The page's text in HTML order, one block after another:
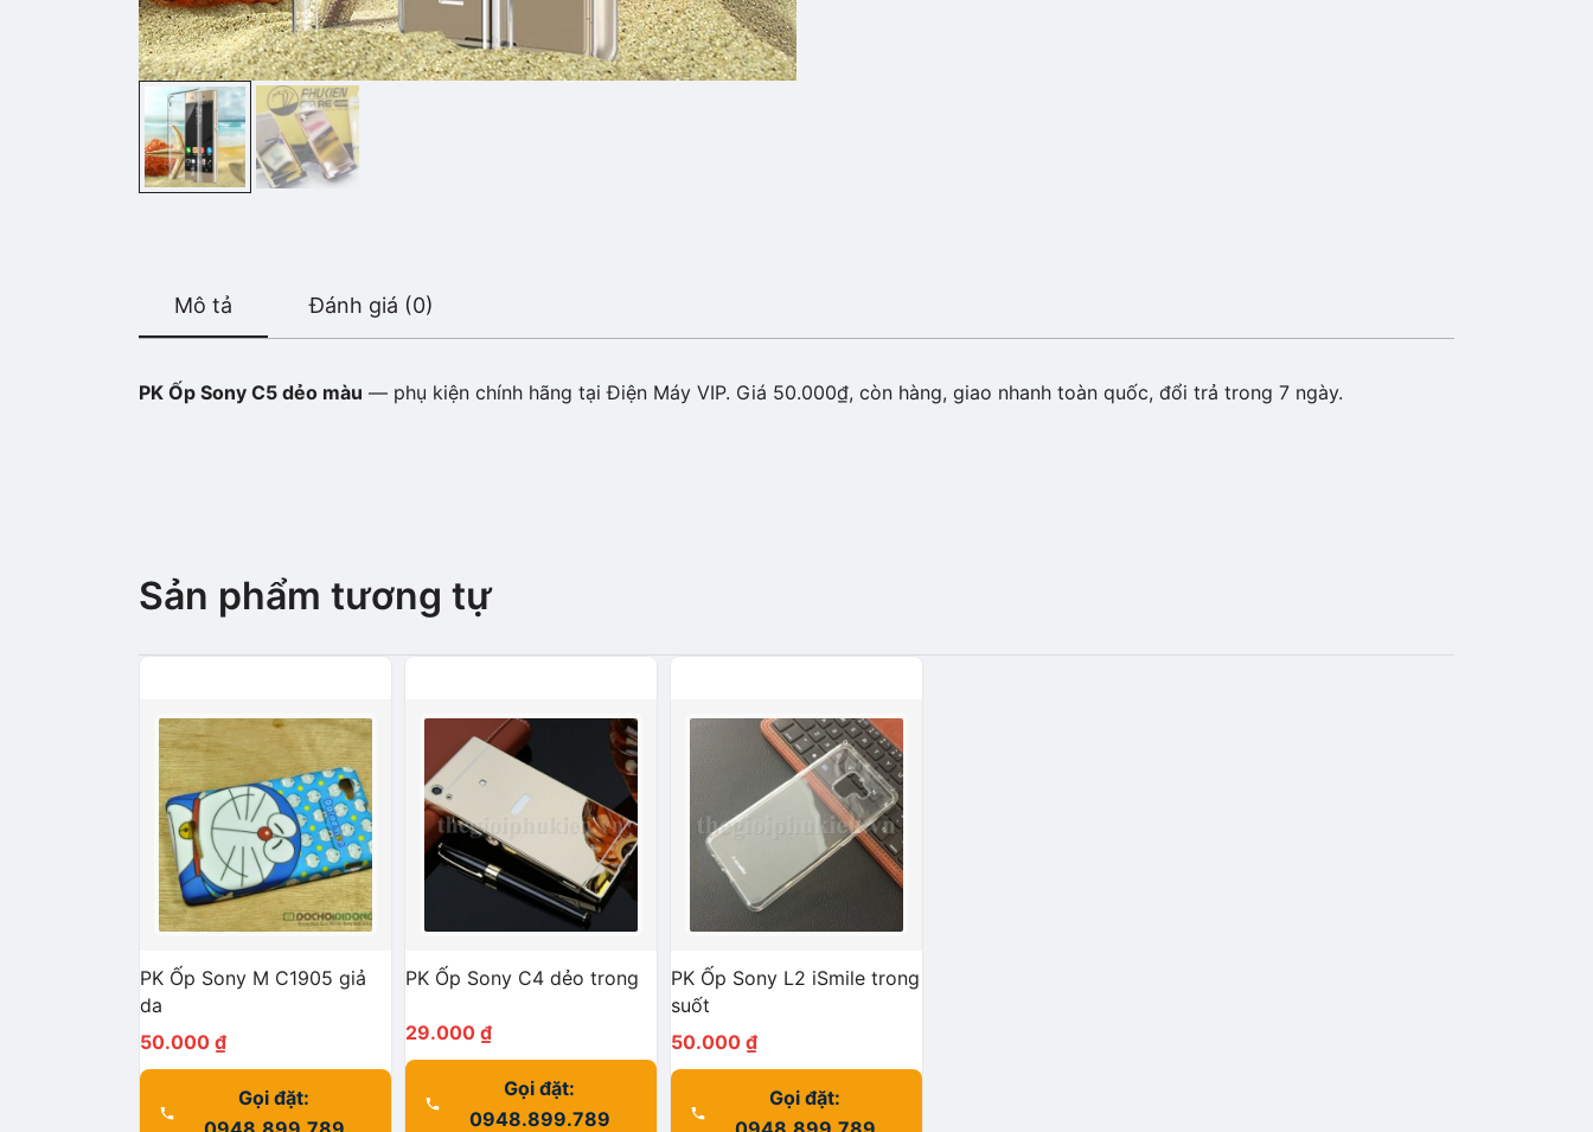
Mô tả Đánh giá (0)
PK Ốp Sony C5 dẻo màu — phụ kiện chính hãng tại Điện Máy VIP. Giá 50.000₫, còn hàng, giao nhanh toàn quốc, đổi trả trong 7 ngày.
Sản phẩm tương tự
PK Ốp Sony M C1905 giả
da
50.000 ₫
Gọi đặt:
PK Ốp Sony C4 dẻo trong
29.000 ₫
Gọi đặt:
0948.899.789
PK Ốp Sony L2 iSmile trong
suốt
50.000 ₫
Gọi đặt: